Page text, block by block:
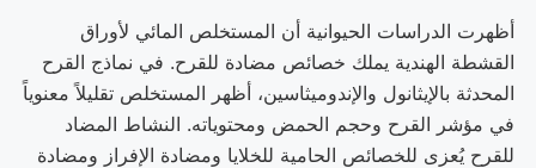
أظهرت الدراسات الحيوانية أن المستخلص المائي لأوراق
القشطة الهندية يملك خصائص مضادة للقرح. في نماذج القرح
المحدثة بالإيثانول والإندوميثاسين، أظهر المستخلص تقليلاً معنوياً
في مؤشر القرح وحجم الحمض ومحتوياته. النشاط المضاد
للقرح يُعزى للخصائص الحامية للخلايا ومضادة الإفراز ومضادة